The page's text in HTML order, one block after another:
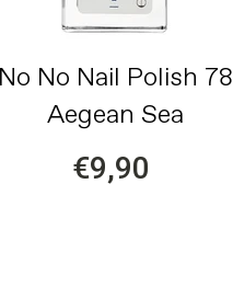
No No Nail Polish 78
Aegean Sea
€9,90